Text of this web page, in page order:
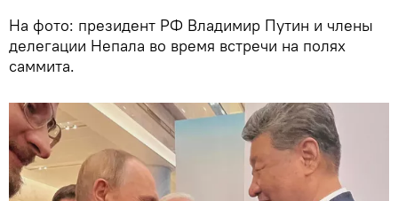
На фото: президент РФ Владимир Путин и члены
делегации Непала во время встречи на полях
саммита.